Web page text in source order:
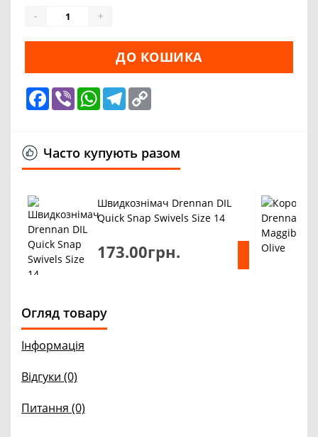
- +
ДО КОШИКА
Facebook
Viber WhatsApp
Telegram
Часто купують разом
Швидкознімач Drennan DIL
Quick Snap Swivels Size 14
173.00грн.
Огляд товару
Інформація
Відгуки (0)
Питання (0)